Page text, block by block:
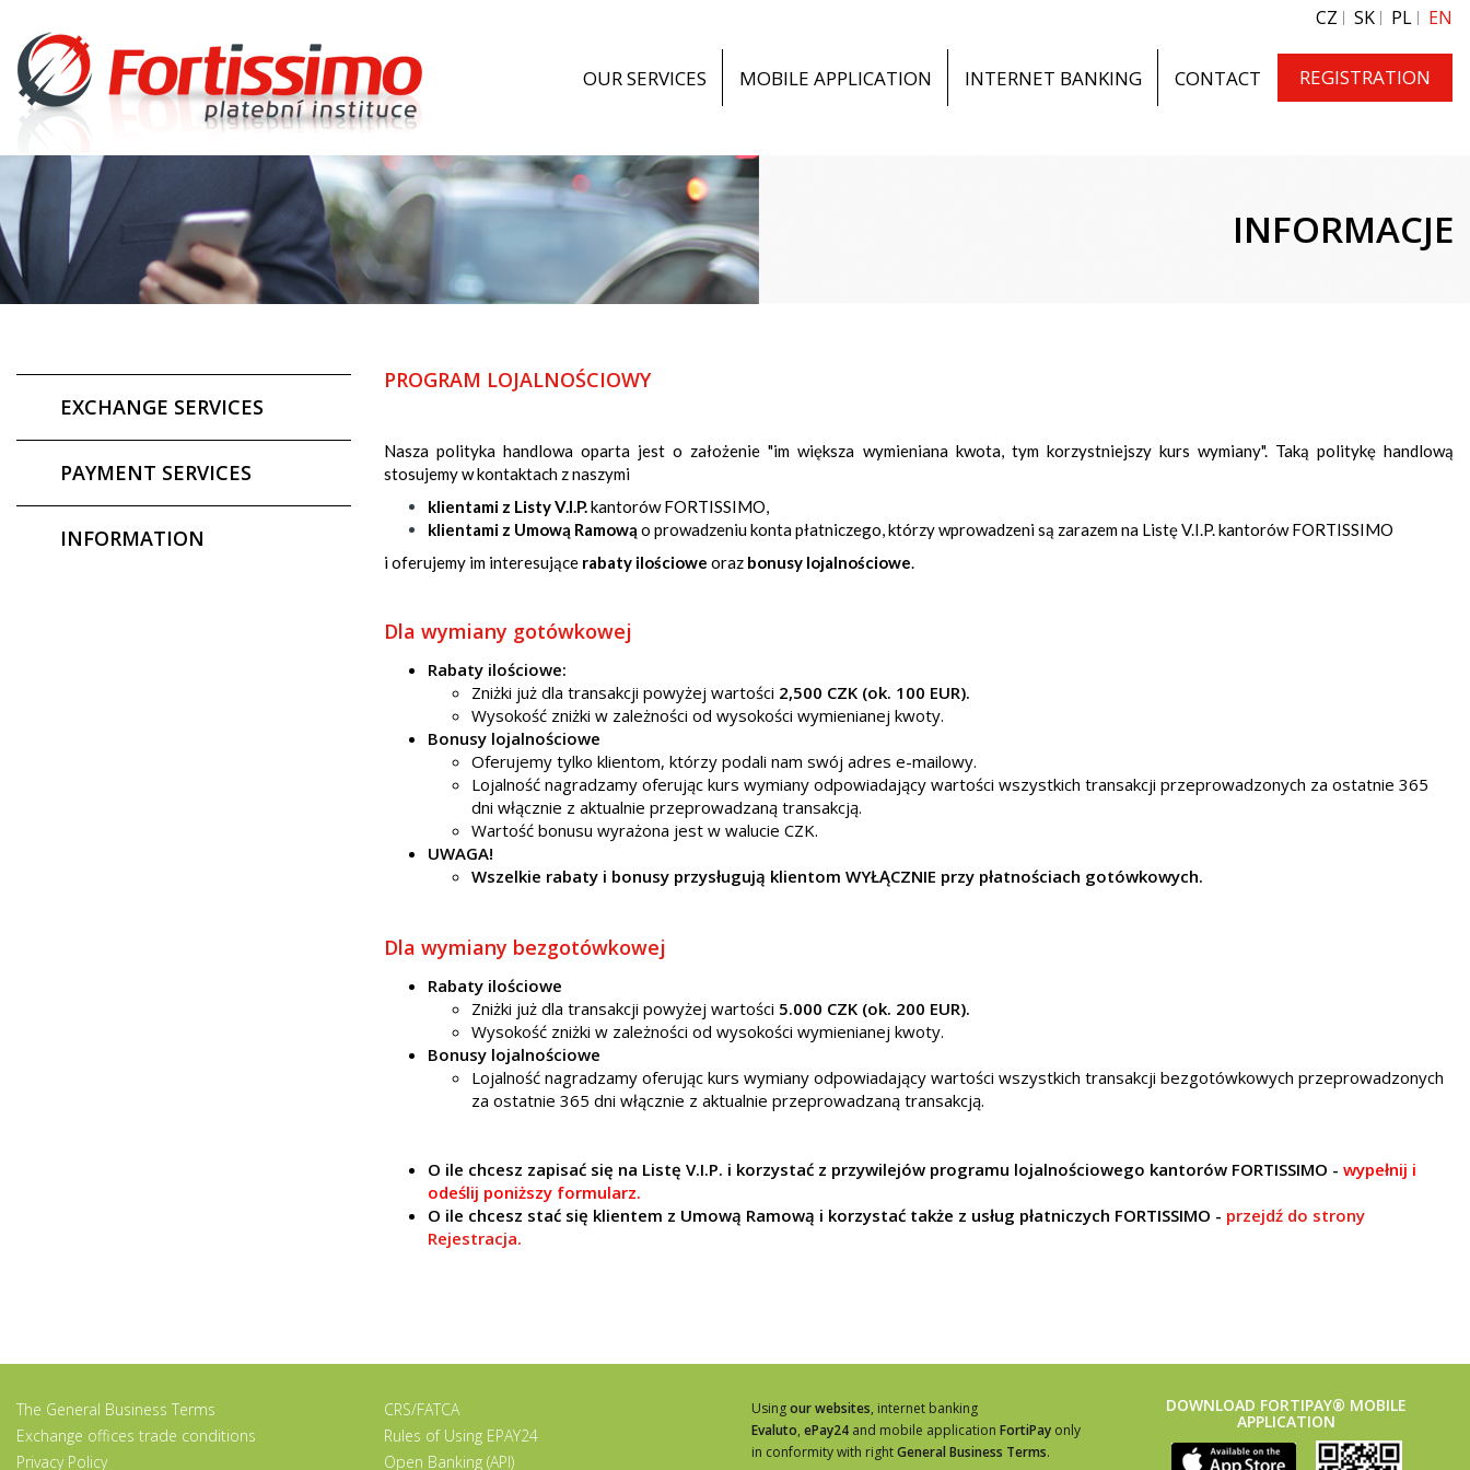
CZ SK PL EN
OUR SERVICES MOBILE APPLICATION INTERNET BANKING CONTACT REGISTRATION
INFORMACJE
EXCHANGE SERVICES
PAYMENT SERVICES
INFORMATION
PROGRAM LOJALNOŚCIOWY
Nasza polityka handlowa oparta jest o założenie "im większa wymieniana kwota, tym korzystniejszy kurs wymiany". Taką politykę handlową
stosujemy w kontaktach z naszymi
klientami z Listy V.I.P.kantorów FORTISSIMO,
klientami z Umową Ramową o prowadzeniu konta płatniczego, którzy wprowadzeni są zarazem na Listę V.I.P. kantorów FORTISSIMO
i oferujemy im interesujące rabaty ilościowe oraz bonusy lojalnościowe.
Dla wymiany gotówkowej
Rabaty ilościowe:
Zniżki już dla transakcji powyżej wartości 2,500 CZK (ok. 100 EUR).
Wysokość zniżki w zależności od wysokości wymienianej kwoty.
​Bonusy lojalnościowe
​Oferujemy tylko klientom, którzy podali nam swój adres e-mailowy.
Lojalność nagradzamy oferując kurs wymiany odpowiadający wartości wszystkich transakcji przeprowadzonych za ostatnie 365
dni włącznie z aktualnie przeprowadzaną transakcją.
Wartość bonusu wyrażona jest w walucie CZK.
UWAGA!
Wszelkie rabaty i bonusy przysługują klientom WYŁĄCZNIE przy płatnościach gotówkowych.
Dla wymiany bezgotówkowej
Rabaty ilościowe
Zniżki już dla transakcji powyżej wartości 5.000 CZK (ok. 200 EUR).
Wysokość zniżki w zależności od wysokości wymienianej kwoty.
Bonusy lojalnościowe
Lojalność nagradzamy oferując kurs wymiany odpowiadający wartości wszystkich transakcji bezgotówkowych przeprowadzonych
za ostatnie 365 dni włącznie z aktualnie przeprowadzaną transakcją.
O ile chcesz zapisać się na Listę V.I.P. i korzystać z przywilejów programu lojalnościowego kantorów FORTISSIMO - wypełnij i
odeślij poniższy formularz.
O ile chcesz stać się klientem z Umową Ramową i korzystać także z usług płatniczych FORTISSIMO - przejdź do strony
Rejestracja.
The General Business Terms
Exchange offices trade conditions
Privacy Policy
CRS/FATCA
Rules of Using EPAY24
Open Banking (API)
Usingour websites, internet banking
Evaluto, ePay24 and mobile application FortiPay only
in conformity with rightGeneral Business Terms.
DOWNLOAD FORTIPAY® MOBILE
APPLICATION